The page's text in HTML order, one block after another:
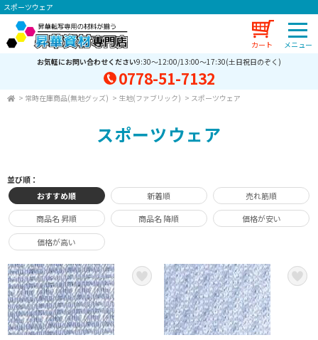
スポーツウェア
カート
お気軽にお問い合わせください9:30～12:00/13:00～17:30(土日祝日のぞく)
0778-51-7132
> 常時在庫商品(無地グッズ) > 生地(ファブリック) > スポーツウェア
スポーツウェア
並び順：
おすすめ順
新着順 売れ筋順
商品名 昇順 商品名 降順 価格が安い
価格が高い